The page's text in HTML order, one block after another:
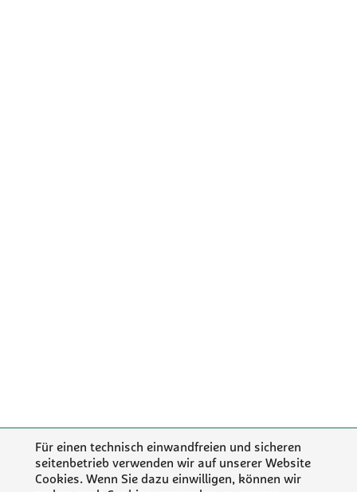
Für einen technisch einwandfreien und sicheren
seitenbetrieb verwenden wir auf unserer Website
Cookies. Wenn Sie dazu einwilligen, können wir